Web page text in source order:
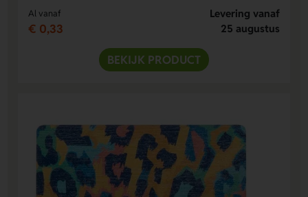
Al vanaf
€ 0,33
Levering vanaf
25 augustus
BEKIJK PRODUCT